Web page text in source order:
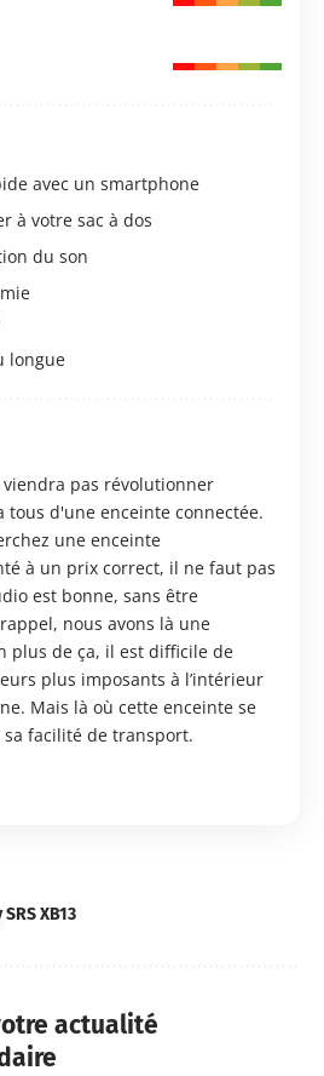
avec un smartphone
à votre sac à dos
du son
longue
viendra pas révolutionner
d'une enceinte connectée.
une enceinte
à un prix correct, il ne faut pas
est bonne, sans être
nous avons là une
plus de ça, il est difficile de
plus imposants à l’intérieur
Mais là où cette enceinte se
sa facilité de transport.
XB13
actualité